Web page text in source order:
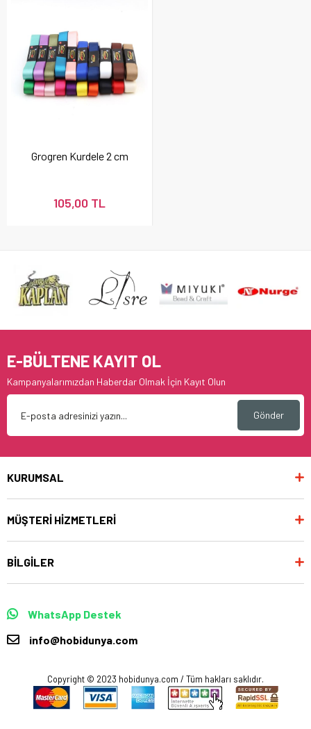
Grogren Kurdele 2 cm
105,00 TL
E-BÜLTENE KAYIT OL
Kampanyalarımızdan Haberdar Olmak İçin Kayıt Olun
Gönder
KURUMSAL
MÜŞTERİ HİZMETLERİ
BİLGİLER
WhatsApp Destek
info@hobidunya.com
Copyright © 2023 hobidunya.com / Tüm hakları saklıdır.